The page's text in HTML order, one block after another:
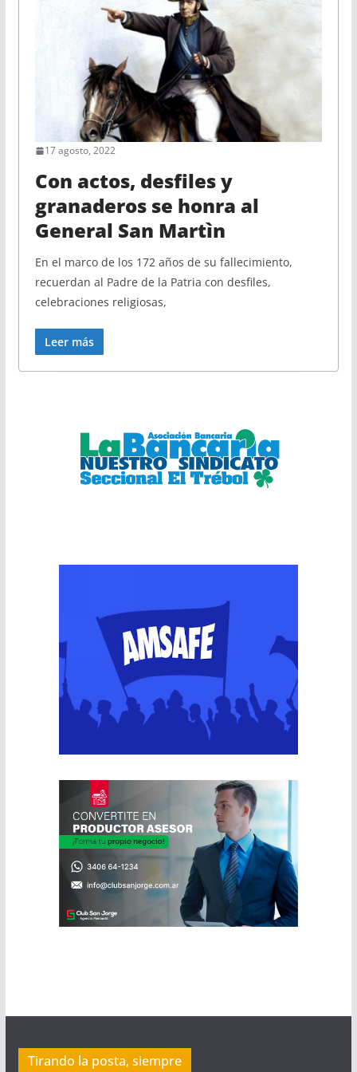
17 agosto, 2022
Con actos, desfiles y
granaderos se honra al
General San Martìn
En el marco de los 172 años de su fallecimiento,
recuerdan al Padre de la Patria con desfiles,
celebraciones religiosas,
Leer más
Tirando la posta, siempre